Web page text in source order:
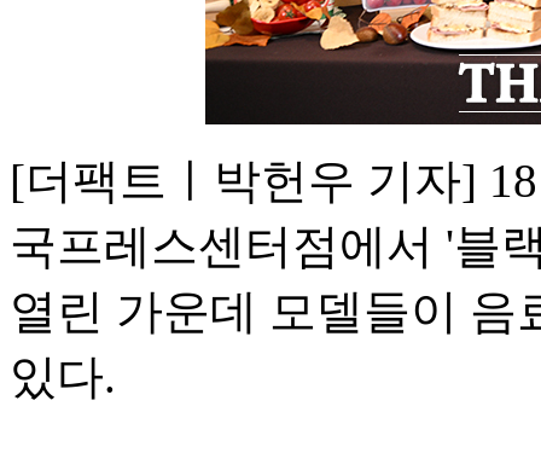
[더팩트ㅣ박헌우 기자]
국프레스센터점에서 '블
열린 가운데 모델들이 음
있다.